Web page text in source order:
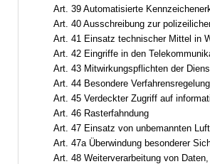
Art. 39 Automatisierte
Art. 40 Ausschreibung zur
Art. 41 Einsatz technischer Mittel in
Art. 42 Eingriffe in den
Art. 43 Mitwirkungspflichten der
Art. 44 Besondere Verfahrensregelungen für
Art. 45 Verdeckter Zugriff auf
Art. 46 Rasterfahndung
Art. 47 Einsatz von unbemannten
Art. 47a Überwindung besonderer
Art. 48 Weiterverarbeitung von Daten, Datenübermittlung,